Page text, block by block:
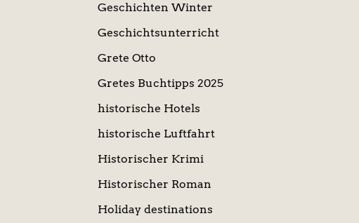
Geschichten Winter
Geschichtsunterricht
Grete Otto
Gretes Buchtipps 2025
historische Hotels
historische Luftfahrt
Historischer Krimi
Historischer Roman
Holiday destinations